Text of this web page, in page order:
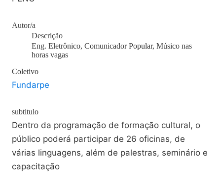
Autor/a
Descrição
Eng. Eletrônico, Comunicador Popular, Músico nas
horas vagas
Coletivo
Fundarpe
subtitulo
Dentro da programação de formação cultural, o
público poderá participar de 26 oficinas, de
várias linguagens, além de palestras, seminário e
capacitação